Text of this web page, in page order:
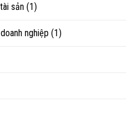
sản (1)
nghiệp (1)